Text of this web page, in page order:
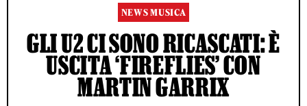
NEWS MUSICA
GLI U2 CI SONO RICASCATI: È
USCITA ‘FIREFLIES’ CON
MARTIN GARRIX